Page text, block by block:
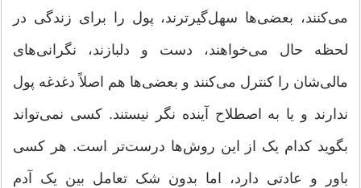
می‌کنند، بعضی‌ها سهل‌گیرترند، پول را برای زندگی در
لحظه حال می‌خواهند، دست و دلبازند، نگرانی‌های
مالی‌شان را کنترل می‌کنند و بعضی‌ها هم اصلاً دغدغه پول
ندارند و یا به اصطلاح آینده نگر نیستند. کسی نمی‌تواند
بگوید کدام یک از این روش‌ها درست‌تر است. هر کسی
باور و عادتی دارد، اما بدون شک تعامل بین یک آدم